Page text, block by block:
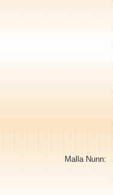
Malla Nunn: